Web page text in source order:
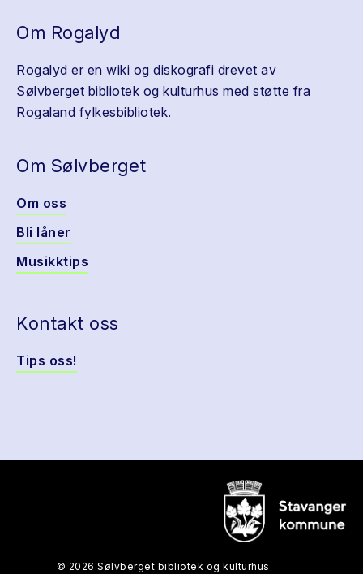
Om Rogalyd
Rogalyd er en wiki og diskografi drevet av
Sølvberget bibliotek og kulturhus med støtte fra
Rogaland fylkesbibliotek.
Om Sølvberget
Om oss
Bli låner
Musikktips
Kontakt oss
Tips oss!
© 2026 Sølvberget bibliotek og kulturhus